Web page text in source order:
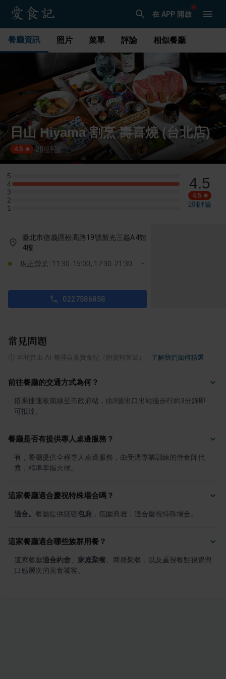
在 APP 開啟
餐廳資訊 照片 菜單 評論 相似餐廳
日山 Hiyama 割烹 壽喜燒 (台北店)
4.5 ·2 則評論
5
5 星：0 則評論
4
4 星：1 則評論
3
3 星：0 則評論
2
2 星：0 則評論
1
1 星：0 則評論
4.5
4.5
2則評論
臺北市信義區松高路19號新光三越A4館
4樓
現正營業: 11:30-15:00, 17:30-21:30
0227586858
常見問題
本問答由 AI 整理自真實食記（附資料來源） 了解我們如何精選
前往餐廳的交通方式為何？
搭乘捷運板南線至市政府站，由3號出口出站後步行約3分鐘即
可抵達。
餐廳是否有提供專人桌邊服務？
有，餐廳提供全程專人桌邊服務，由受過專業訓練的侍食師代
煮，精準掌握火候。
這家餐廳適合慶祝特殊場合嗎？
適合。 餐廳提供隱密包廂 ，氛圍典雅，適合慶祝特殊場合。
這家餐廳適合哪些族群用餐？
這家餐廳適合約會 家庭聚餐 、商務聚餐，以及重視餐點視覺與
口感層次的美食饕客。